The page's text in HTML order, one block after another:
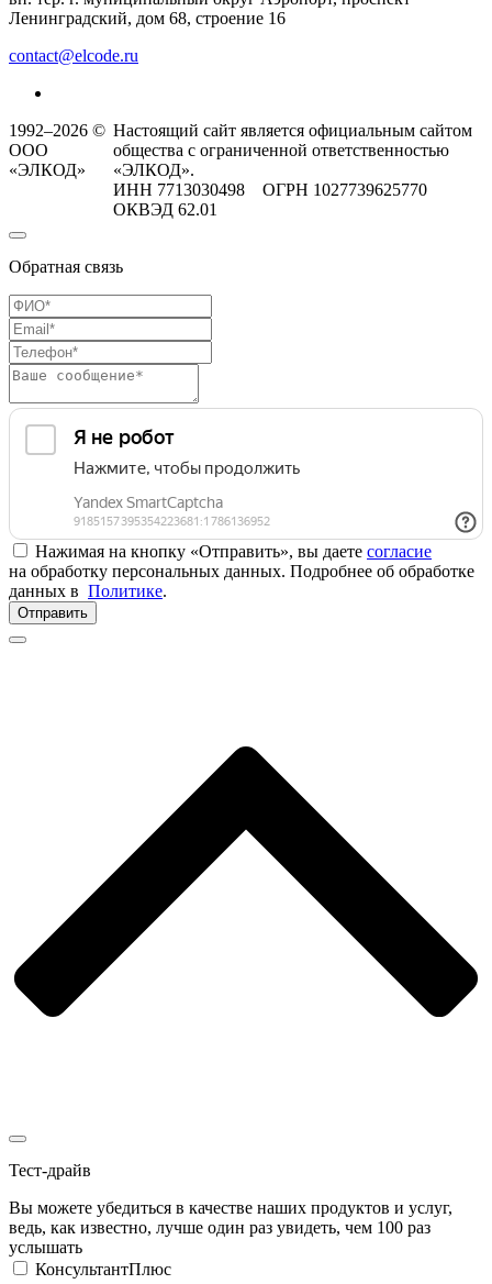
Ленинградский, дом 68, строение 16
contact@elcode.ru
1992–2026 ©
ООО
«ЭЛКОД»
Настоящий сайт является официальным сайтом
общества с ограниченной ответственностью
«ЭЛКОД».
ИНН 7713030498 ОГРН 1027739625770
ОКВЭД 62.01
Обратная связь
Нажимая на кнопку «Отправить», вы даете согласие
на обработку персональных данных. Подробнее об обработке
данных в Политике.
Отправить
Тест-драйв
Вы можете убедиться в качестве наших продуктов и услуг,
ведь, как известно, лучше один раз увидеть, чем 100 раз
услышать
КонсультантПлюс